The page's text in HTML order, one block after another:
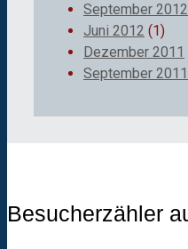
September 2012
Juni 2012 (1)
Dezember 2011
September 2011
Besucherzähler